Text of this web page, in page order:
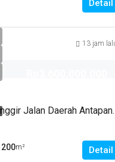
Detail
13 jam
Rumah Strategis Di
200m²
Detail